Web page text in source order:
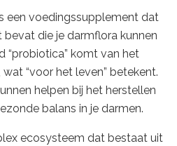
een voedingssupplement dat
die je darmflora kunnen
“probiotica” komt van het
wat “voor het leven” betekent.
helpen bij het herstellen
balans in je darmen.
ecosysteem dat bestaat uit